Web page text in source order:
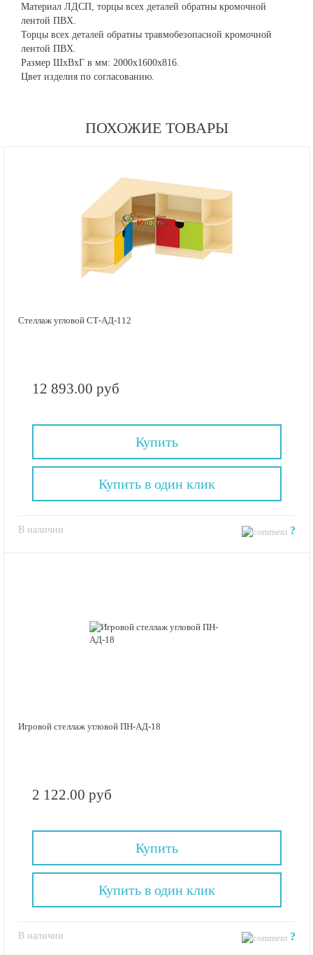
Материал ЛДСП, торцы всех деталей обратны кромочной
лентой ПВХ.
Торцы всех деталей обратны травмобезопасной кромочной
лентой ПВХ.
Размер ШхВхГ в мм: 2000х1600х816.
Цвет изделия по согласованию.
ПОХОЖИЕ ТОВАРЫ
Стеллаж угловой СТ-АД-112
12 893.00 руб
Купить
В наличии ?
Купить в один клик
Игровой стеллаж угловой ПН-АД-18
2 122.00 руб
Купить
В наличии ?
Купить в один клик